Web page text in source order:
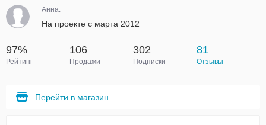
Анна.
На проекте с марта 2012
97%
Рейтинг
106
Продажи
302
Подписки
81
Отзывы
Перейти в магазин